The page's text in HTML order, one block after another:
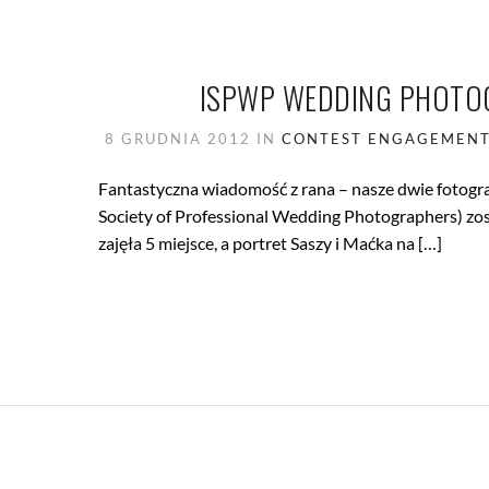
ISPWP WEDDING
8 GRUDNIA 2012 IN CONTEST
Fantastyczna wiadomość z rana – nasze dwie
Society of Professional Wedding Photographers)
zajęła 5 miejsce, a portret Saszy i Maćka na […]